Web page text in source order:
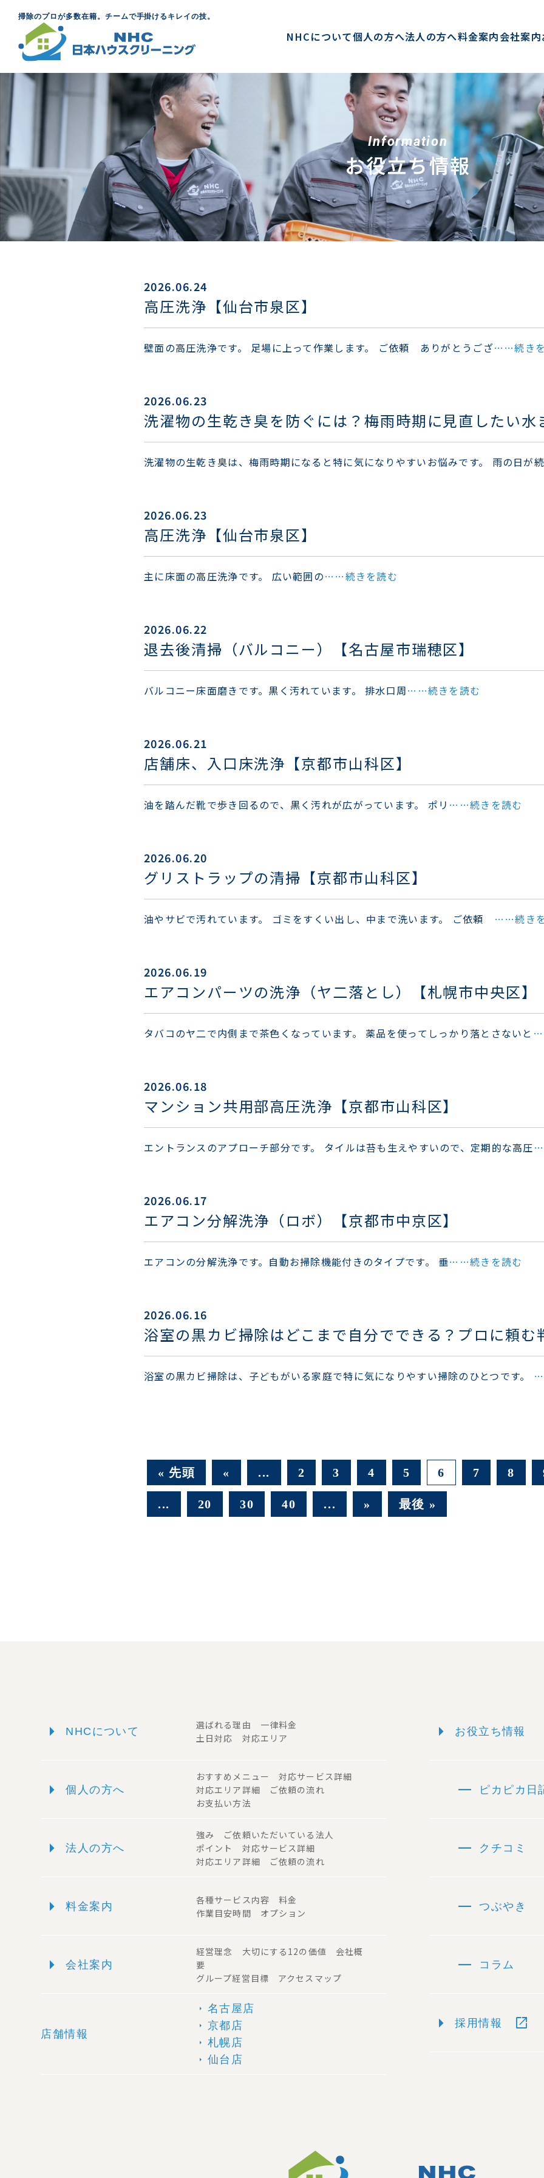
掃除のプロが多数在籍。チームで手掛けるキレイの技。
NHCについて個人の方へ法人の方へ料金案内会社案内
Information
お役立ち情報
2026.06.24
高圧洗浄【仙台市泉区】
壁面の高圧洗浄です。 足場に上って作業します。 ご依頼 ありがとうござ……続き
2026.06.23
洗濯物の生乾き臭を防ぐには？梅雨時期に見直したい水
洗濯物の生乾き臭は、梅雨時期になると特に気になりやすいお悩みです。 雨の日が
2026.06.23
高圧洗浄【仙台市泉区】
主に床面の高圧洗浄です。 広い範囲の……続きを読む
2026.06.22
退去後清掃（バルコニー）【名古屋市瑞穂区】
バルコニー床面磨きです。黒く汚れています。 排水口周……続きを読む
2026.06.21
店舗床、入口床洗浄【京都市山科区】
油を踏んだ靴で歩き回るので、黒く汚れが広がっています。 ポリ ……続きを読む
2026.06.20
グリストラップの清掃【京都市山科区】
油やサビで汚れています。 ゴミをすくい出し、中まで洗います。 ご依頼 ……続き
2026.06.19
エアコンパーツの洗浄（ヤ二落とし）【札幌市中央区】
タバコのヤ二で内側まで茶色くなっています。 薬品を使ってしっかり落とさないと
2026.06.18
マンション共用部高圧洗浄【京都市山科区】
エントランスのアプローチ部分です。 タイルは苔も生えやすいので、定期的な高圧
2026.06.17
エアコン分解洗浄（ロボ）【京都市中京区】
エアコンの分解洗浄です。自動お掃除機能付きのタイプです。 垂……続きを読む
2026.06.16
浴室の黒カビ掃除はどこまで自分でできる？プロに頼む
浴室の黒カビ掃除は、子どもがいる家庭で特に気になりやすい掃除のひとつです。
« 先頭 « ... 2 3 4 5 6 7 8
... 20 30 40 ... » 最後 »
arrow_right NHCについて
選ばれる理由 一律料金
土日対応 対応エリア
arrow_right 個人の方へ
おすすめメニュー 対応サービス詳細
対応エリア詳細 ご依頼の流れ
お支払い方法
arrow_right 法人の方へ
強み ご依頼いただいている法人
ポイント 対応サービス詳細
対応エリア詳細 ご依頼の流れ
arrow_right 料金案内
各種サービス内容 料金
作業目安時間 オプション
arrow_right 会社案内
経営理念 大切にする12の価値 会社概
要
グループ経営目標 アクセスマップ
店舗情報
arrow_right 名古屋店
arrow_right 京都店
arrow_right 札幌店
arrow_right 仙台店
arrow_right お役立ち情報
remove ピカピカ日
remove クチコミ
remove つぶやき
remove コラム
arrow_right 採用情報 open_in_new